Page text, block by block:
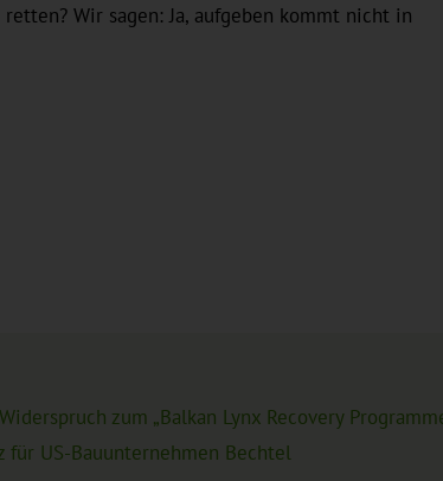
Wir sagen: Ja, aufgeben kommt nicht in
zum „Balkan Lynx Recovery
für US-Bauunternehmen Bechtel